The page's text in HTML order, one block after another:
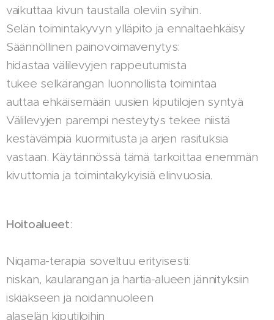
vaikuttaa kivun taustalla oleviin syihin.
Selän toimintakyvyn ylläpito ja ennaltaehkäisy
Säännöllinen painovoimavenytys:
hidastaa välilevyjen rappeutumista
tukee selkärangan luonnollista toimintaa
auttaa ehkäisemään uusien kiputilojen syntyä
Välilevyjen parempi nesteytys tekee niistä
kestävämpiä kuormitusta ja arjen rasituksia
vastaan. Käytännössä tämä tarkoittaa enemmän
kivuttomia ja toimintakykyisiä elinvuosia.
Hoitoalueet:
Niqama-terapia soveltuu erityisesti:
niskan, kaularangan ja hartia-alueen jännityksiin
iskiakseen ja noidannuoleen
alaselän kiputiloihin